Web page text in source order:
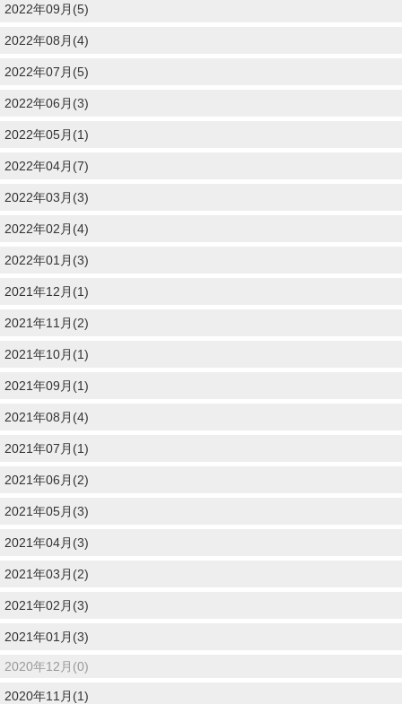
2022年09月(5)
2022年08月(4)
2022年07月(5)
2022年06月(3)
2022年05月(1)
2022年04月(7)
2022年03月(3)
2022年02月(4)
2022年01月(3)
2021年12月(1)
2021年11月(2)
2021年10月(1)
2021年09月(1)
2021年08月(4)
2021年07月(1)
2021年06月(2)
2021年05月(3)
2021年04月(3)
2021年03月(2)
2021年02月(3)
2021年01月(3)
2020年12月(0)
2020年11月(1)